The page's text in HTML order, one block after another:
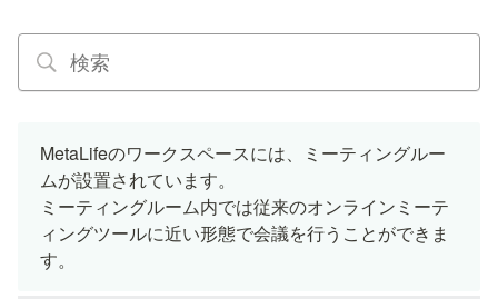
MetaLifeのワークスペースには、ミーティングルー
ムが設置されています。
ミーティングルーム内では従来のオンラインミーテ
ィングツールに近い形態で会議を行うことができま
す。